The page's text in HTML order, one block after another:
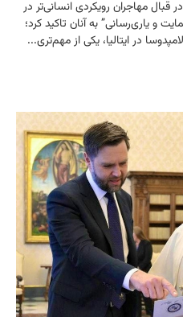
قبال مهاجران رویکردی انسانی‌تر در
و یاری‌رسانی” به آنان تاکید کرد؛
در ایتالیا، یکی از مهم‌تری...